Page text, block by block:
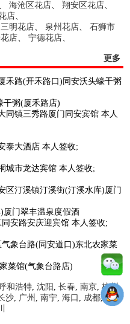
海沧区花店、翔安区花店、
店、
三明花店、 泉州花店、石狮市
店、宁德花店、
更多
禾路(开禾路口)同安沃头蠔干粥
干粥(厦禾路店)
同镇三秀路厦门同安宾馆 本人
泰大酒店 本人签收;
城市龙达宾馆 本人签收;
区汀溪镇汀溪街(汀溪水库)厦门
厦门翠丰温泉度假酒
安路安庆迎宾馆 本人签收;
象台路(同安道口)东北农家菜
菜馆(气象台路店)
和浩特,沈阳 ,长春,南京,杭州,
沙, 广州 ,南宁,海口 , 成都,贵